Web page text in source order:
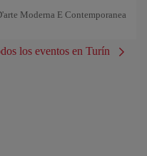
Moderna E Contemporanea
los eventos en Turín